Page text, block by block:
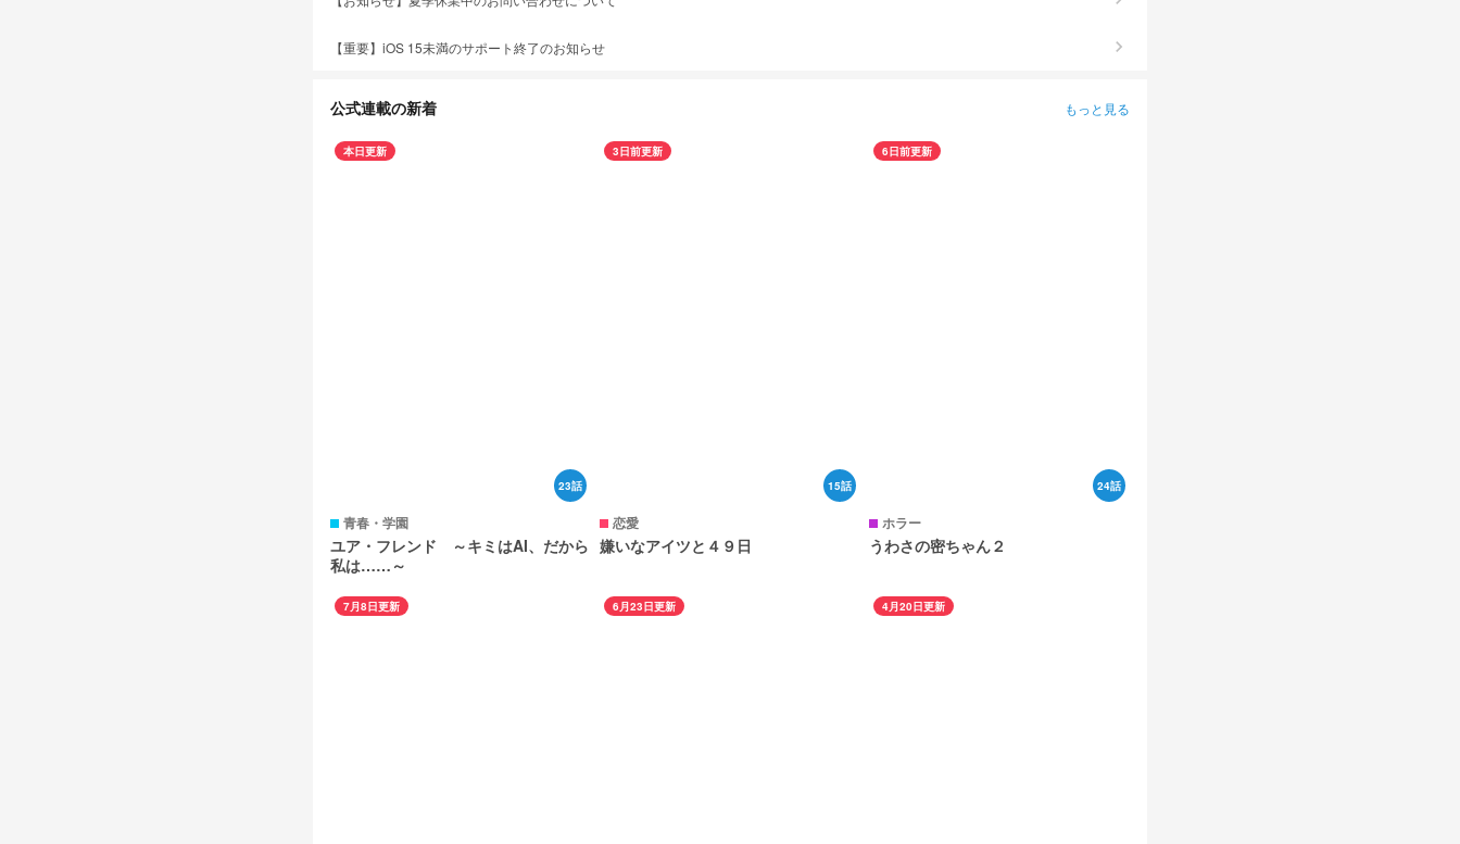
【重要】iOS 15未満のサポート終了のお知らせ keyboard_arrow_right
公式連載の新着 もっと見る
本日更新
23話
青春・学園
ユア・フレンド ～キミはAI、だから
私は……～
3日前更新
15話
恋愛
嫌いなアイツと４９日
6日前更新
24話
ホラー
うわさの密ちゃん２
7月8日更新 6月23日更新 4月20日更新